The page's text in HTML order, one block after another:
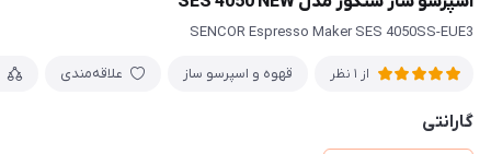
SENCOR Espresso Maker SES 4050SS-EUE3
از 1 نظر قهوه و اسپرسو ساز علاقه‌مندی
گارانتی